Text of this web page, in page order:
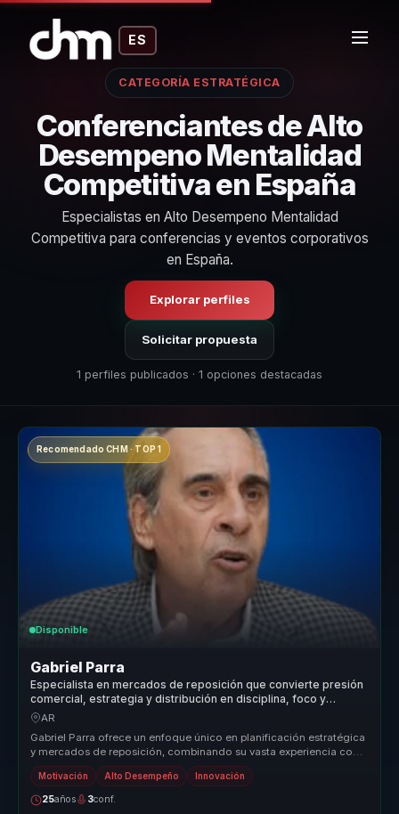
ES
CATEGORÍA ESTRATÉGICA
Conferenciantes de Alto
Desempeno Mentalidad
Competitiva en España
Especialistas en Alto Desempeno Mentalidad
Competitiva para conferencias y eventos corporativos
en España.
Explorar perfiles
Solicitar propuesta
1 perfiles publicados · 1 opciones destacadas
Recomendado CHM · TOP 1
Disponible
Gabriel Parra
Especialista en mercados de reposición que convierte presión
comercial, estrategia y distribución en disciplina, foco y
ejecución para equipos de ventas.
AR
Gabriel Parra ofrece un enfoque único en planificación estratégica
y mercados de reposición, combinando su vasta experiencia con
un estil...
Motivación Alto Desempeño Innovación
25años 3conf.